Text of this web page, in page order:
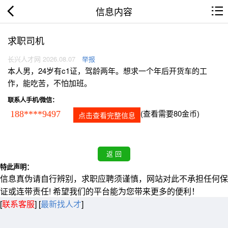
信息内容
求职司机
长兴人才网 2026.08.07 举报
本人男，24岁有c1证，驾龄两年。想求一个年后开货车的工
作，能吃苦，不怕加班。
联系人手机/微信：
188****9497 点击查看完整信息 (查看需要80金币)
特此声明：
信息真伪请自行辨别，求职应聘须谨慎，网站对此不承担任何保
证或连带责任! 希望我们的平台能为您带来更多的便利！
[联系客服] [最新找人才]